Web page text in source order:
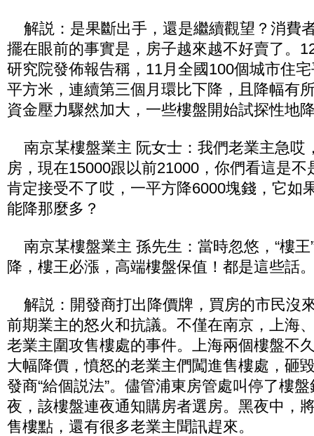
解説：是果斷出手，還是繼續觀望？消費
擺在眼前的事實是，房子越來越不好賣了。
研究院發佈報告稱，11月全國100個城市住
平方米，連續第三個月環比下降，且降幅有
資金壓力驟然加大，一些樓盤開始試探性地
南京某樓盤業主 阮女士：我們老業主急哎
房，現在15000跟以前21000，你們看這是不
肯定接受不了哎，一平方降6000塊錢，它如
能降那麼多？
南京某樓盤業主 孫先生：當時忽悠，“樓王
降，樓王必漲，高端樓盤保值！都是這些話
解説：開發商打出降價牌，買房的市民沒
前期業主的怒火和抗議。不僅在南京，上海
老業主圍攻售樓處的事件。上海兩個樓盤不
大幅降價，憤怒的老業主們闖進售樓處，砸
發商“給個説法”。儘管浦東房管處叫停了樓
夜，該樓盤連夜通知購房者選房。黑夜中，
售樓點，還有很多老業主聞訊趕來。